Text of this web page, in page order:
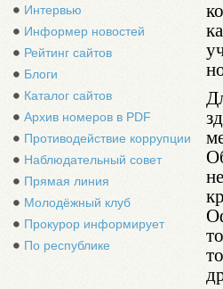
Интервью
Информер новостей
Рейтинг сайтов
Блоги
Каталог сайтов
Архив номеров в PDF
Противодействие коррупции
Наблюдательный совет
Прямая линия
Молодёжный клуб
Прокурор информирует
По республике